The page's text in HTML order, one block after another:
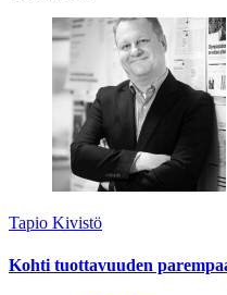
Tapio Kivistö
Kohti tuottavuuden